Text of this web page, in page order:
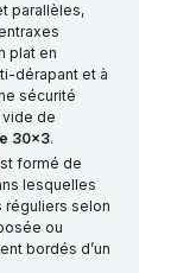
parallèles,
plat en
dérapant et à
sécurité
de
30×3.
formé de
lesquelles
réguliers selon
ou
bordés d’un